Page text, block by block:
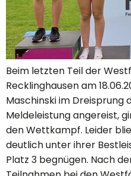
Beim letzten Teil der
Recklinghausen am
Maschinski im Dreisprung
Meldeleistung angereist,
den Wettkampf. Leider
deutlich unter ihrer
Platz 3 begnügen. Nach